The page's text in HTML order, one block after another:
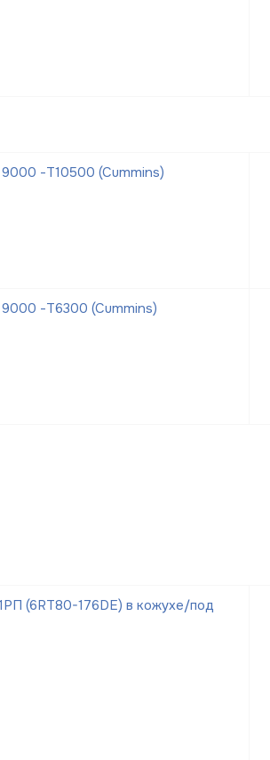
-Т10500 (Cummins)
-Т6300 (Cummins)
(6RT80-176DE) в кожухе/под